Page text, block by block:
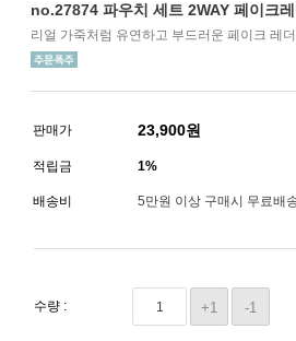
no.27874 파우치 세트 2WAY 페이크
리얼 가죽처럼 유연하고 부드러운 페이크 레
판매가 23,900원
적립금 1%
배송비 5만원 이상 구매시 무료배
수량 : +1 -1